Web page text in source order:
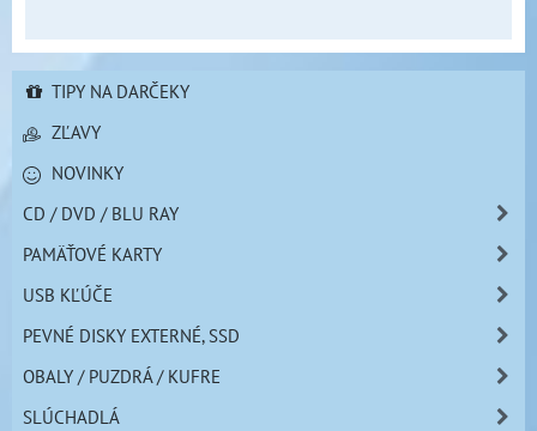
TIPY NA DARČEKY
ZĽAVY
NOVINKY
CD / DVD / BLU RAY
PAMÄŤOVÉ KARTY
USB KĽÚČE
PEVNÉ DISKY EXTERNÉ, SSD
OBALY / PUZDRÁ / KUFRE
SLÚCHADLÁ